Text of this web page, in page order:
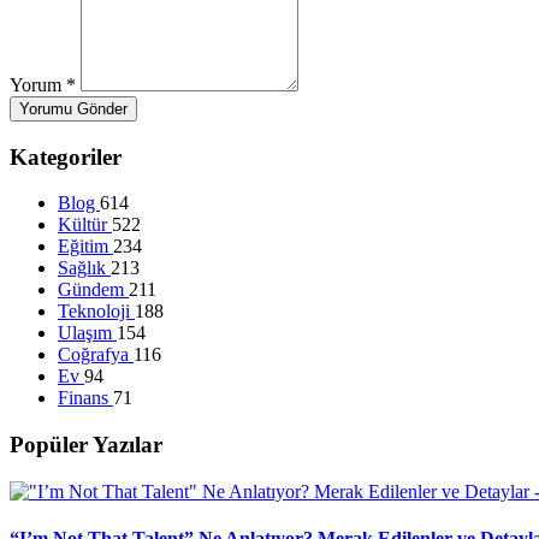
Yorum *
Yorumu Gönder
Kategoriler
Blog 614
Kültür 522
Eğitim 234
Sağlık 213
Gündem 211
Teknoloji 188
Ulaşım 154
Coğrafya 116
Ev 94
Finans 71
Popüler Yazılar